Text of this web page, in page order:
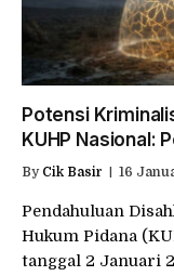
Potensi
KUHP Nasional:
By Cik Basir 16
Pendahuluan
Hukum Pidana
tanggal 2 Januari